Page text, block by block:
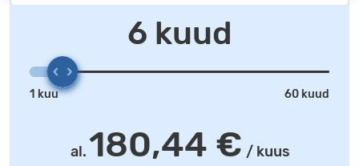
6 kuud
1 kuu 60 kuud
al. 180,44 € / kuus